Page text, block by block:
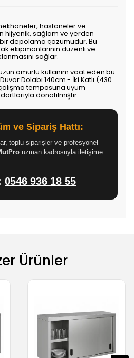
hastaneler ve
hijyenik, sağlam ve yerden
depolama çözümüdür. Bu
ekipmanlarının düzenli ve
sağlar.
ömürlü kullanım vaat eden bu
Dolabı 140cm - İki Katlı (430
temposuna uyum
donatılmıştır.
ve Sipariş Hattı:
toplu siparişler ve profesyonel
uzman kadrosuyla iletişime
0546 936 18 55
Ürünler